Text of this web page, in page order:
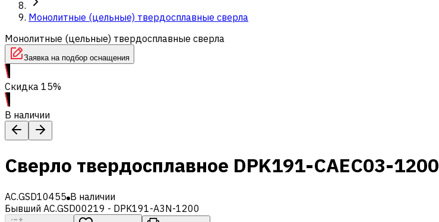
Монолитные (цельные) твердосплавные сверла
Монолитные (цельные) твердосплавные сверла
Заявка на подбор оснащения
Скидка 15%
В наличии
Сверло твердосплавное DPK191-CAEC03-1200
AC.GSD10455 В наличии
Бывший AC.GSD00219 - DPK191-A3N-1200